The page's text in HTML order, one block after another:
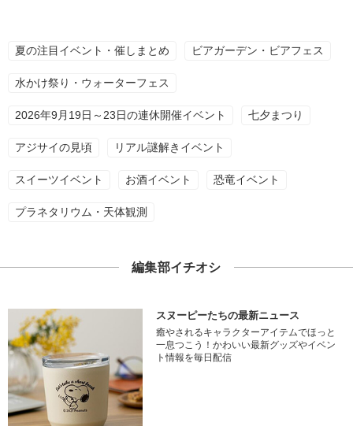
夏の注目イベント・催しまとめ ビアガーデン・ビアフェス
水かけ祭り・ウォーターフェス
2026年9月19日～23日の連休開催イベント 七夕まつり
アジサイの見頃 リアル謎解きイベント
スイーツイベント お酒イベント 恐竜イベント
プラネタリウム・天体観測
編集部イチオシ
スヌーピーたちの最新ニュース
癒やされるキャラクターアイテムでほっと
一息つこう！かわいい最新グッズやイベン
ト情報を毎日配信